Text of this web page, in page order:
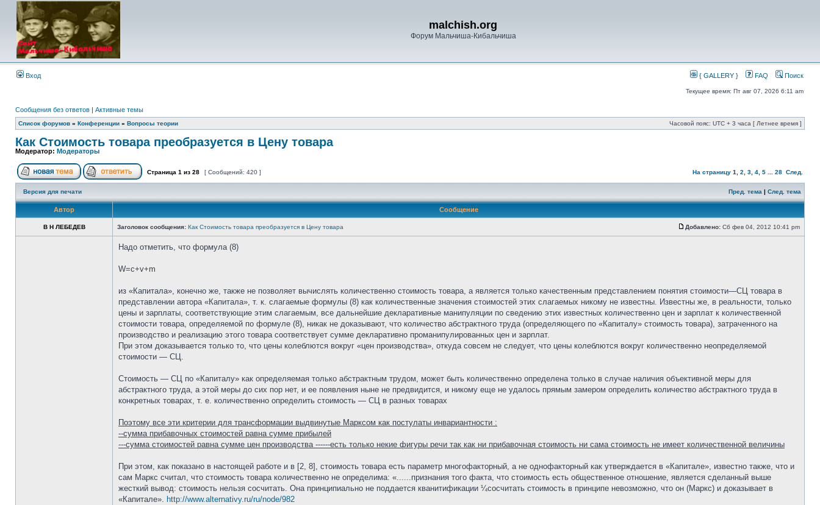
malchish.org
Форум Мальчиша-Кибальчиша
Вход { GALLERY } FAQ Поиск
Текущее время: Пт авг 07, 2026 6:11 am
Сообщения без ответов | Активные темы
Список форумов » Конференции » Вопросы теории Часовой пояс: UTC + 3 часа [ Летнее время ]
Как Стоимость товара преобразуется в Цену товара
Модератор: Модераторы
Страница 1 из 28 [ Сообщений: 420 ] На страницу 1 2 3 4 5 28 След.
Версия для печати Пред. тема | След. тема
Автор Сообщение
В Н ЛЕБЕДЕВ Заголовок сообщения: Как Стоимость товара преобразуется в Цену товара Добавлено: Сб фев 04, 2012 10:41 pm
Надо отметить, что формула (8)
W=с+v+m
из «Капитала», конечно же, также не позволяет вычислять количественно стоимость товара, а является только качественным представлением понятия стоимости—СЦ товара в
представлении автора «Капитала», т. к. слагаемые формулы (8) как количественные значения стоимостей этих слагаемых никому не известны. Известны же, в реальности, только
цены и зарплаты, соответствующие этим слагаемым, все дальнейшие декларативные манипуляции по сведению этих известных количественно цен и зарплат к количественной
стоимости товара, определяемой по формуле (8), никак не доказывают, что количество абстрактного труда (определяющего по «Капиталу» стоимость товара), затраченного на
производство и реализацию этого товара соответствует сумме декларативно проманипулированных цен и зарплат.
При этом доказывается только то, что цены колеблются вокруг «цен производства», откуда совсем не следует, что цены колеблются вокруг количественно неопределяемой
стоимости — СЦ.
Стоимость — СЦ по «Капиталу» как определяемая только абстрактным трудом, может быть количественно определена только в случае наличия объективной меры для
абстрактного труда, а этой меры до сих пор нет, и ее появления ныне не предвидится, и никому еще не удалось прямым замером определить количество абстрактного труда в
конкретных товарах, т. е. количественно определить стоимость — СЦ в разных товарах
Поэтому все эти критерии для трансформации выдвинутые Марксом как постулаты инвариантности :
--сумма прибавочных стоимостей равна сумме прибылей
---сумма стоимостей равна сумме цен производства ------есть только некие фигуры речи так как ни прибавочная стоимость ни сама стоимость не имеет количественной величины
При этом, как показано в настоящей работе и в [2, 8], стоимость товара есть параметр многофакторный, а не однофакторный как утверждается в «Капитале», известно также, что и
сам Маркс считал, что стоимость товара количественно не определима: «......признания того факта, что стоимость есть общественное отношение, является сделанный выше
жесткий вывод: стоимость нельзя сосчитать. Она принципиально не поддается кванитификации ¼сосчитать стоимость в принципе невозможно, что он (Маркс) и доказывает в
«Капитале». http://www.alternativy.ru/ru/node/982